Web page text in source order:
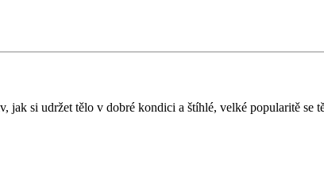
jak si udržet tělo v dobré kondici a štíhlé, velké popularitě